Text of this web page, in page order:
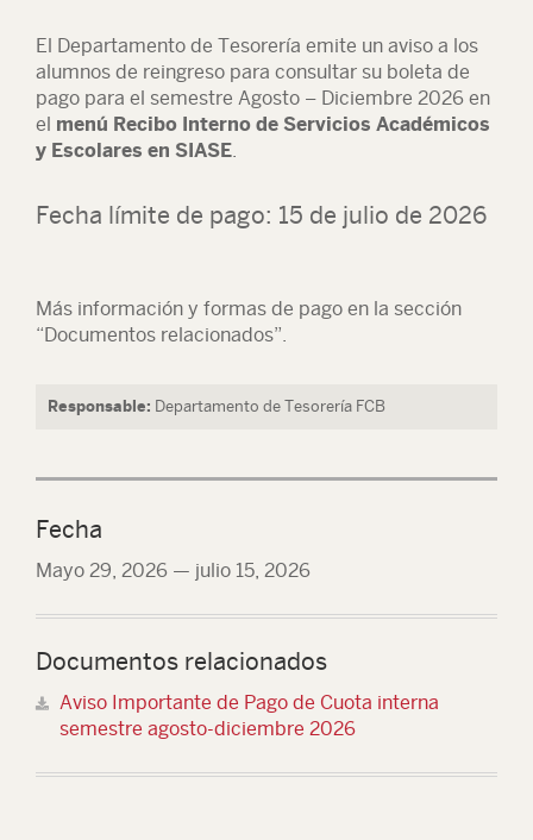
El Departamento de Tesorería emite un aviso a los
alumnos de reingreso para consultar su boleta de
pago para el semestre Agosto – Diciembre 2026 en
el menú Recibo Interno de Servicios Académicos
y Escolares en SIASE.
Fecha límite de pago: 15 de julio de 2026
Más información y formas de pago en la sección
“Documentos relacionados”.
Responsable: Departamento de Tesorería FCB
Fecha
Mayo 29, 2026 — julio 15, 2026
Documentos relacionados
Aviso Importante de Pago de Cuota interna
semestre agosto-diciembre 2026